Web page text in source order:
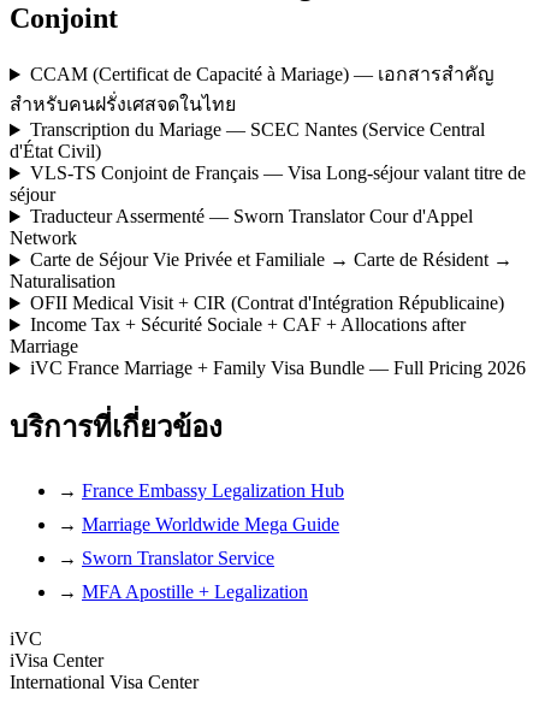
Conjoint
CCAM (Certificat de Capacité à Mariage) — เอกสารสำคัญ
สำหรับคนฝรั่งเศสจดในไทย
Transcription du Mariage — SCEC Nantes (Service Central
d'État Civil)
VLS-TS Conjoint de Français — Visa Long-séjour valant titre de
séjour
Traducteur Assermenté — Sworn Translator Cour d'Appel
Network
Carte de Séjour Vie Privée et Familiale → Carte de Résident →
Naturalisation
OFII Medical Visit + CIR (Contrat d'Intégration Républicaine)
Income Tax + Sécurité Sociale + CAF + Allocations after
Marriage
iVC France Marriage + Family Visa Bundle — Full Pricing 2026
บริการที่เกี่ยวข้อง
→ France Embassy Legalization Hub
→ Marriage Worldwide Mega Guide
→ Sworn Translator Service
→ MFA Apostille + Legalization
iVC
iVisa Center
International Visa Center